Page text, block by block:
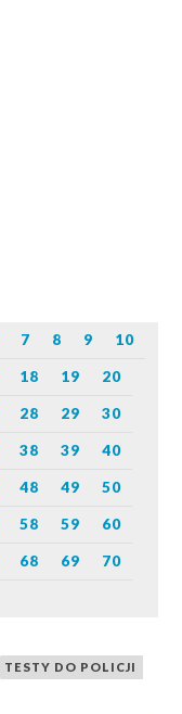
7 8 9 10
18 19 20
28 29 30
38 39 40
48 49 50
58 59 60
68 69 70
TESTY DO POLICJI